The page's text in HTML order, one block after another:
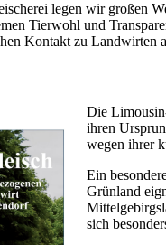
legen wir großen
Tierwohl und
Kontakt zu Landwirten
Die
ihren
wegen ihrer
Ein
Grünland
sich